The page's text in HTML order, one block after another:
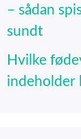
– sådan
sundt
Hvilke
indeholder